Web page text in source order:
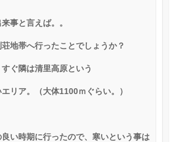
事と言えば。。
地帯へ行ったことでしょうか？
ぐ隣は清里高原という
リア。（大体1100ｍぐらい。）
い時期に行ったので、寒いという事は